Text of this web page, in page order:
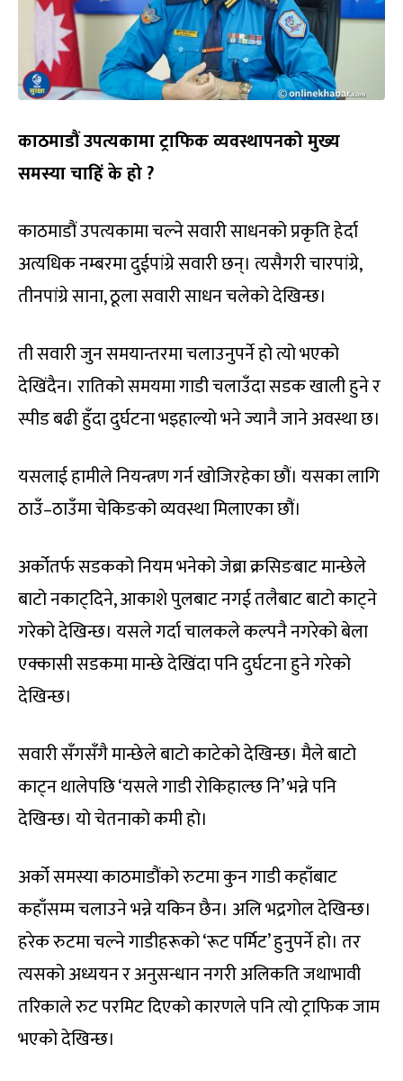
काठमाडौं उपत्यकामा ट्राफिक व्यवस्थापनको मुख्य
समस्या चाहिं के हो?
काठमाडौं उपत्यकामा चल्ने सवारी साधनको प्रकृति हेर्दा
अत्यधिक नम्बरमा दुईपांग्रे सवारी छन्। त्यसैगरी चारपांग्रे,
तीनपांग्रे साना, ठूला सवारी साधन चलेको देखिन्छ।
ती सवारी जुन समयान्तरमा चलाउनुपर्ने हो त्यो भएको
देखिंदैन। रातिको समयमा गाडी चलाउँदा सडक खाली हुने र
स्पीड बढी हुँदा दुर्घटना भइहाल्यो भने ज्यानै जाने अवस्था छ।
यसलाई हामीले नियन्त्रण गर्न खोजिरहेका छौं। यसका लागि
ठाउँ–ठाउँमा चेकिङको व्यवस्था मिलाएका छौं।
अर्कोतर्फ सडकको नियम भनेको जेब्रा क्रसिङबाट मान्छेले
बाटो नकाट्दिने, आकाशे पुलबाट नगई तलैबाट बाटो काट्ने
गरेको देखिन्छ। यसले गर्दा चालकले कल्पनै नगरेको बेला
एक्कासी सडकमा मान्छे देखिंदा पनि दुर्घटना हुने गरेको
देखिन्छ।
सवारी सँगसँगै मान्छेले बाटो काटेको देखिन्छ। मैले बाटो
काट्न थालेपछि ‘यसले गाडी रोकिहाल्छ नि’ भन्ने पनि
देखिन्छ। यो चेतनाको कमी हो।
अर्को समस्या काठमाडौंको रुटमा कुन गाडी कहाँबाट
कहाँसम्म चलाउने भन्ने यकिन छैन। अलि भद्रगोल देखिन्छ।
हरेक रुटमा चल्ने गाडीहरूको ‘रूट पर्मिट’ हुनुपर्ने हो। तर
त्यसको अध्ययन र अनुसन्धान नगरी अलिकति जथाभावी
तरिकाले रुट परमिट दिएको कारणले पनि त्यो ट्राफिक जाम
भएको देखिन्छ।